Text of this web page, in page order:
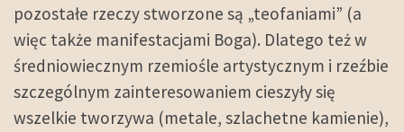
pozostałe rzeczy stworzone są „teofaniami” (a
więc także manifestacjami Boga). Dlatego też w
średniowiecznym rzemiośle artystycznym i rzeźbie
szczególnym zainteresowaniem cieszyły się
wszelkie tworzywa (metale, szlachetne kamienie),